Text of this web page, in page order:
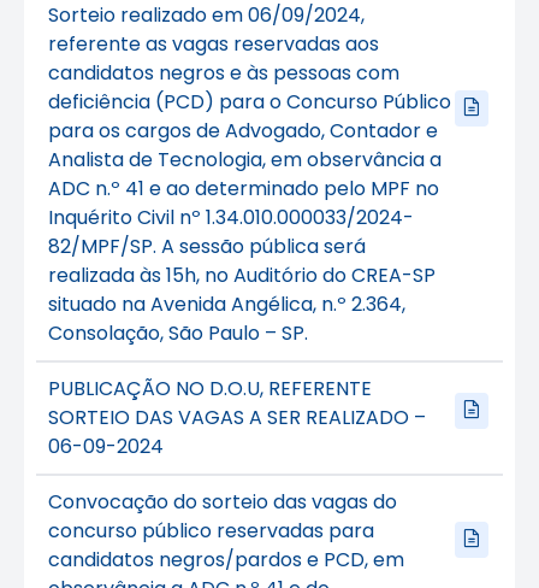
Sorteio realizado em 06/09/2024,
referente as vagas reservadas aos
candidatos negros e às pessoas com
deficiência (PCD) para o Concurso Público
para os cargos de Advogado, Contador e
Analista de Tecnologia, em observância a
ADC n.º 41 e ao determinado pelo MPF no
Inquérito Civil nº 1.34.010.000033/2024-
82/MPF/SP. A sessão pública será
realizada às 15h, no Auditório do CREA-SP
situado na Avenida Angélica, n.º 2.364,
Consolação, São Paulo – SP.
PUBLICAÇÃO NO D.O.U, REFERENTE
SORTEIO DAS VAGAS A SER REALIZADO –
06-09-2024
Convocação do sorteio das vagas do
concurso público reservadas para
candidatos negros/pardos e PCD, em